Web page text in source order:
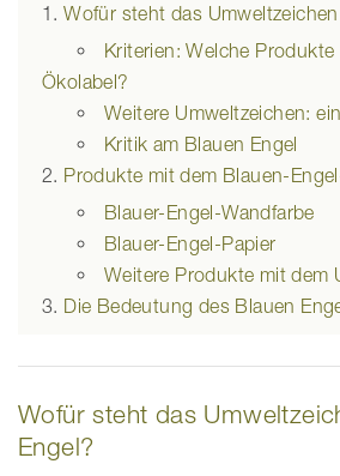
Wofür steht das
Kriterien: Welche
Ökolabel?
Weitere Umweltzeichen:
Kritik am Blauen Engel
Produkte mit dem Blauen-
Blauer-Engel-Wandfarbe
Blauer-Engel-Papier
Weitere Produkte mit dem
Die Bedeutung des Blauen
Wofür steht das
Engel?